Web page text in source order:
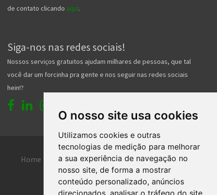
O nosso site usa cookies
Utilizamos cookies e outras
tecnologias de medição para melhorar
a sua experiência de navegação no
nosso site, de forma a mostrar
conteúdo personalizado, anúncios
direcionados, analisar o tráfego do site
de contato clicando aqui.
Siga-nos nas redes sociais!
Nossos serviços gratuitos ajudam milhares de pessoas, que tal
você dar um forcinha pra gente e nos seguir nas redes sociais
hein!?
Home Entrar Faça seu cadastro
Contato Central de ajuda